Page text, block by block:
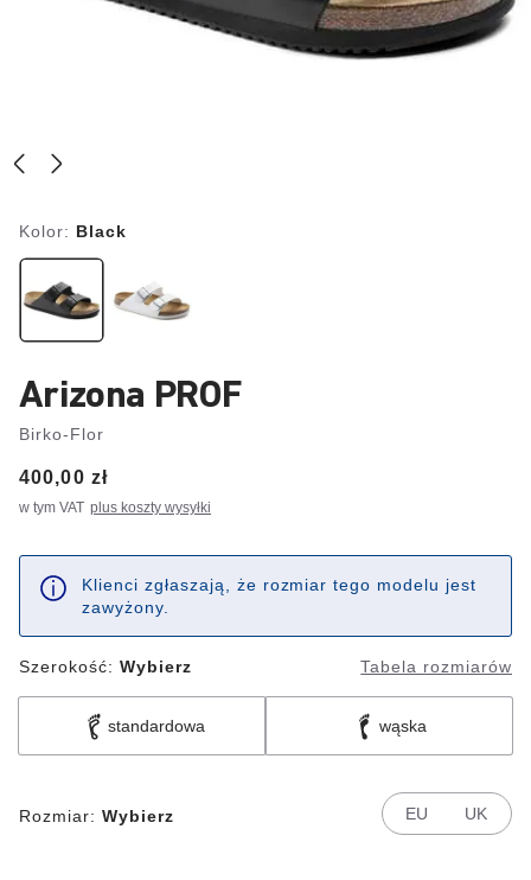
Kolor: Black
Arizona PROF
Birko-Flor
Price:
400,00 zł
w tym VAT plus koszty wysyłki
Klienci zgłaszają, że rozmiar tego modelu jest
zawyżony.
Szerokość: Wybierz Tabela rozmiarów
standardowa wąska
Rozmiar: Wybierz EU UK